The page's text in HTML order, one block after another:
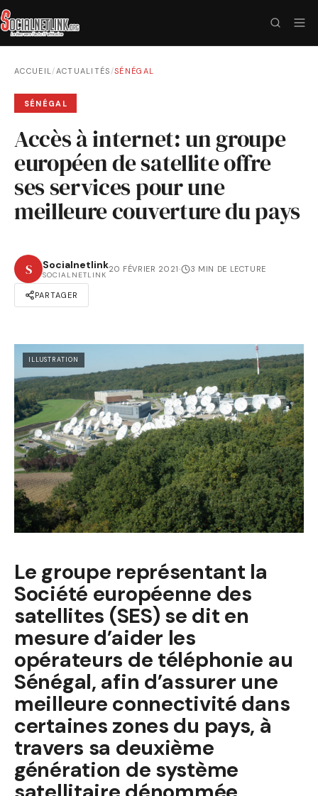
ACCUEIL/ACTUALITÉS /SÉNÉGAL
SÉNÉGAL
Accès à internet: un groupe
européen de satellite offre
ses services pour une
meilleure couverture du pays
S Socialnetlink
SOCIALNETLINK
20 FÉVRIER 2021· 3 MIN DE LECTURE
PARTAGER
ILLUSTRATION
Le groupe représentant la
Société européenne des
satellites (SES) se dit en
mesure d’aider les
opérateurs de téléphonie au
Sénégal, afin d’assurer une
meilleure connectivité dans
certaines zones du pays, à
travers sa deuxième
génération de système